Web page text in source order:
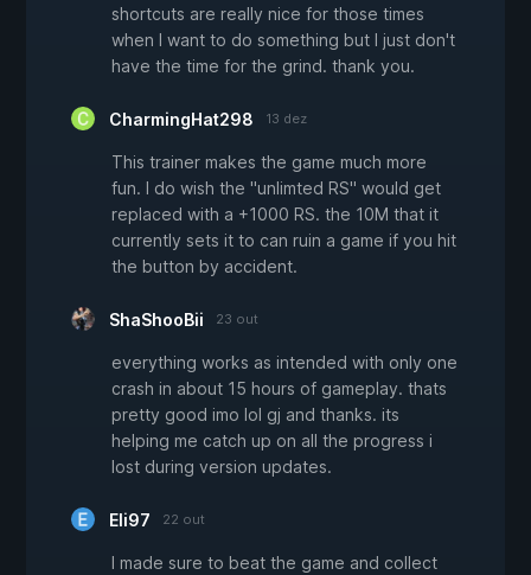
shortcuts are really nice for those times
when I want to do something but I just don't
have the time for the grind. thank you.
CharmingHat298 13 dez
This trainer makes the game much more
fun. I do wish the "unlimted RS" would get
replaced with a +1000 RS. the 10M that it
currently sets it to can ruin a game if you hit
the button by accident.
ShaShooBii 23 out
everything works as intended with only one
crash in about 15 hours of gameplay. thats
pretty good imo lol gj and thanks. its
helping me catch up on all the progress i
lost during version updates.
Eli97 22 out
I made sure to beat the game and collect